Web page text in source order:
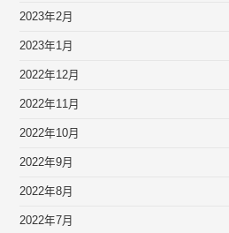
2023年2月
2023年1月
2022年12月
2022年11月
2022年10月
2022年9月
2022年8月
2022年7月